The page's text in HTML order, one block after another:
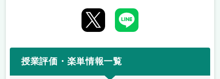
授業評価・楽単情報一覧